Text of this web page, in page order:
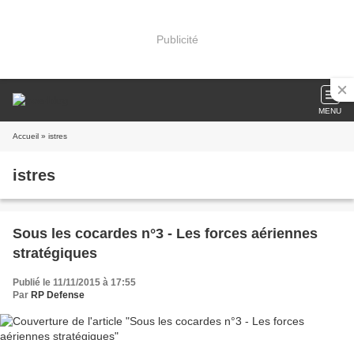
Publicité
MENU
Accueil » istres
istres
Sous les cocardes n°3 - Les forces aériennes
stratégiques
Publié le 11/11/2015 à 17:55
Par RP Defense